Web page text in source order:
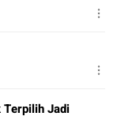
Terpilih Jadi